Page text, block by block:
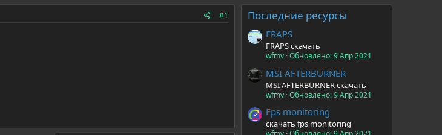
#1 Последние ресурсы
FRAPS
FRAPS скачать
wfmv Обновлено:9 Апр 2021
MSI AFTERBURNER
MSI AFTERBURNER скачать
wfmv Обновлено:9 Апр 2021
Fps monitoring
скачать fps monitoring